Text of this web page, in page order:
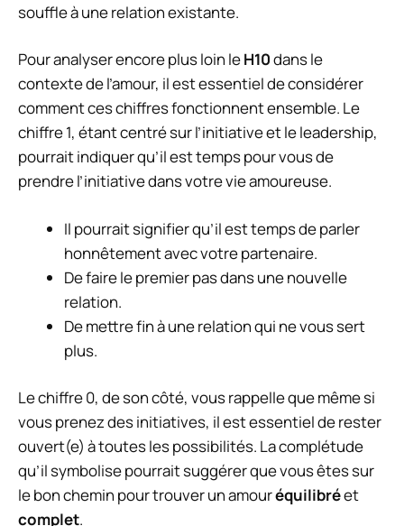
souffle à une relation existante.
Pour analyser encore plus loin leH10dans le
contexte de l’amour, il est essentiel de considérer
comment ces chiffres fonctionnent ensemble. Le
chiffre 1, étant centré sur l’initiative et le leadership,
pourrait indiquer qu’il est temps pour vous de
prendre l’initiative dans votre vie amoureuse.
Il pourrait signifier qu’il est temps de parler
honnêtement avec votre partenaire.
De faire le premier pas dans une nouvelle
relation.
De mettre fin à une relation qui ne vous sert
plus.
Le chiffre 0, de son côté, vous rappelle que même si
vous prenez des initiatives, il est essentiel de rester
ouvert(e) à toutes les possibilités. La complétude
qu’il symbolise pourrait suggérer que vous êtes sur
le bon chemin pour trouver un amouréquilibréet
complet.